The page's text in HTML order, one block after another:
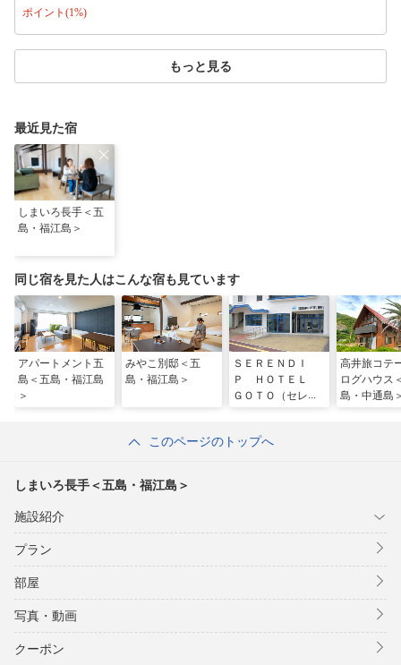
ポイント(1%)
もっと見る
最近見た宿
しまいろ長手＜五
島・福江島＞
同じ宿を見た人はこんな宿も見ています
アパートメント五
島＜五島・福江島
＞
みやこ別邸＜五
島・福江島＞
ＳＥＲＥＮＤＩ
Ｐ ＨＯＴＥＬ
ＧＯＴＯ（セレン
島・福江島＞
高井旅コテ
ログハウス
島・中通島
このページのトップへ
しまいろ長手＜五島・福江島＞
施設紹介
プラン
部屋
写真・動画
クーポン